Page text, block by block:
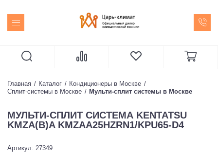
Главная Каталог
Кондиционеры в Москве
Сплит-системы в Москве
Мульти-сплит системы в Москве
МУЛЬТИ-СПЛИТ СИСТЕМА KENTATSU
KMZA(B)A KMZAA25HZRN1/KPU65-D4
Артикул: 27349